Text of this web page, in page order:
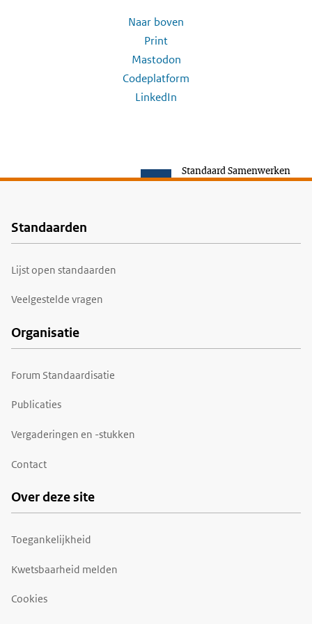
Naar boven
Print
Mastodon
Codeplatform
LinkedIn
Standaard Samenwerken
Voet
Standaarden
Lijst open standaarden
Veelgestelde vragen
Organisatie
Forum Standaardisatie
Publicaties
Vergaderingen en -stukken
Contact
Over deze site
Toegankelijkheid
Kwetsbaarheid melden
Cookies